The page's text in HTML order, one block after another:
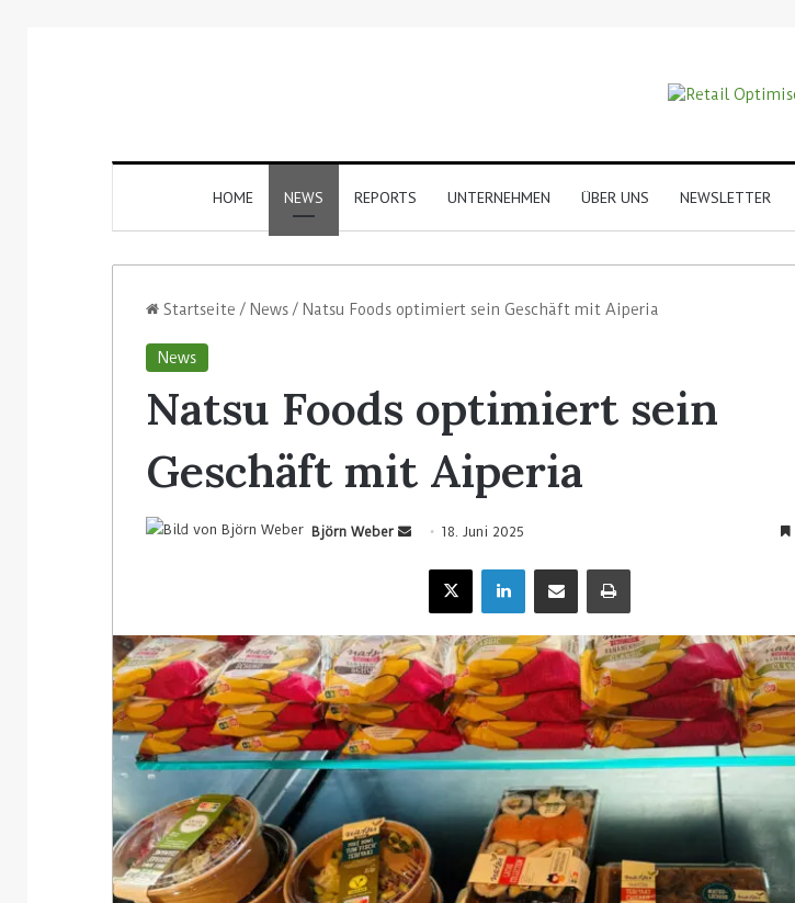
HOME NEWS REPORTS UNTERNEHMEN ÜBER UNS NEWSLETTER
Startseite / News / Natsu Foods optimiert sein Geschäft mit Aiperia
News
Natsu Foods optimiert sein
Geschäft mit Aiperia
Björn Weber 18. Juni 2025